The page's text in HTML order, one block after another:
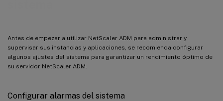
Antes de empezar a utilizar NetScaler ADM para administrar y
supervisar sus instancias y aplicaciones, se recomienda configurar
algunos ajustes del sistema para garantizar un rendimiento óptimo de
su servidor NetScaler ADM.
Configurar alarmas del sistema